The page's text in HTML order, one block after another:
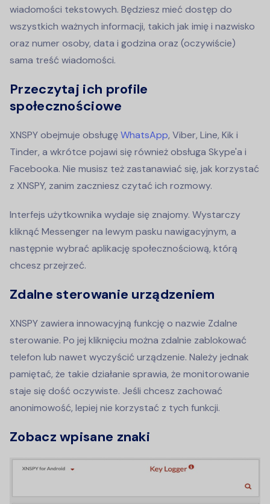
wiadomości tekstowych. Będziesz mieć dostęp do
wszystkich ważnych informacji, takich jak imię i nazwisko
oraz numer osoby, data i godzina oraz (oczywiście)
sama treść wiadomości.
Przeczytaj ich profile
społecznościowe
XNSPY obejmuje obsługęWhatsApp, Viber, Line, Kik i
Tinder, a wkrótce pojawi się również obsługa Skype'a i
Facebooka. Nie musisz też zastanawiać się, jak korzystać
z XNSPY, zanim zaczniesz czytać ich rozmowy.
Interfejs użytkownika wydaje się znajomy. Wystarczy
kliknąć Messenger na lewym pasku nawigacyjnym, a
następnie wybrać aplikację społecznościową, którą
chcesz przejrzeć.
Zdalne sterowanie urządzeniem
XNSPY zawiera innowacyjną funkcję o nazwie Zdalne
sterowanie. Po jej kliknięciu można zdalnie zablokować
telefon lub nawet wyczyścić urządzenie. Należy jednak
pamiętać, że takie działanie sprawia, że monitorowanie
staje się dość oczywiste. Jeśli chcesz zachować
anonimowość, lepiej nie korzystać z tych funkcji.
Zobacz wpisane znaki